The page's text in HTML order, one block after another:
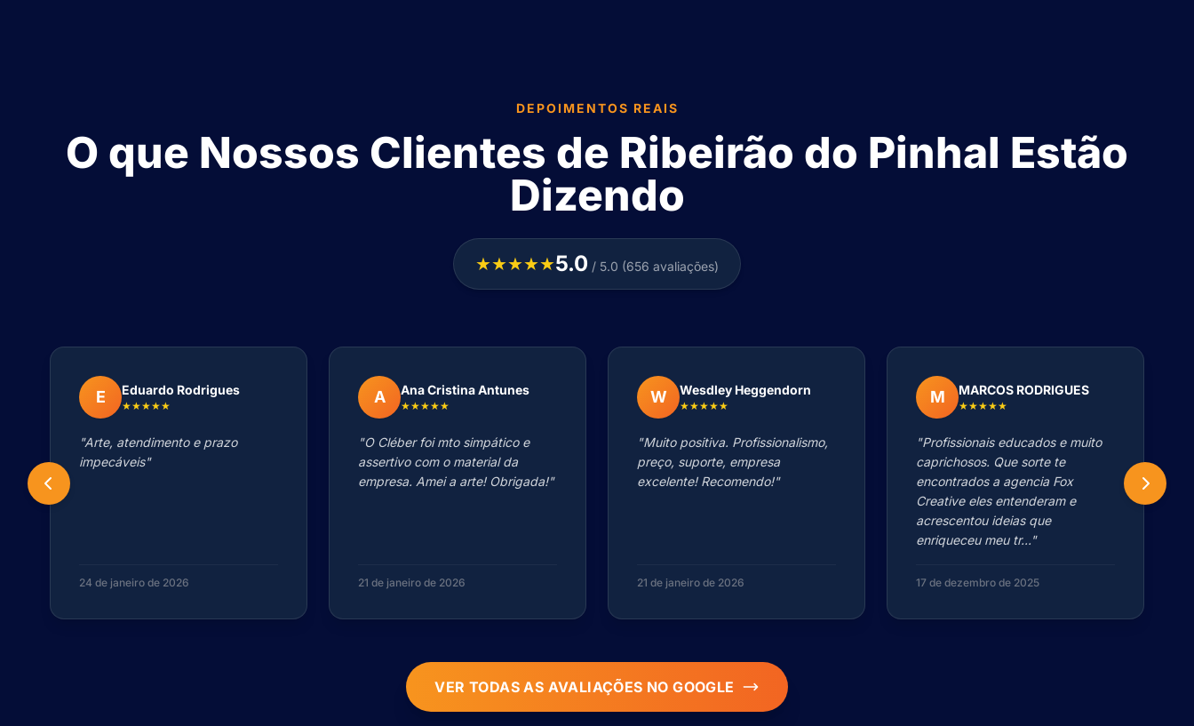
DEPOIMENTOS REAIS
O que Nossos Clientes de Ribeirão do Pinhal Estão
Dizendo
★★★★★5.0 / 5.0 (656 avaliações)
E Eduardo Rodrigues
★★★★★
"Arte, atendimento e prazo
impecáveis"
24 de janeiro de 2026
A Ana Cristina Antunes
★★★★★
"O Cléber foi mto simpático e
assertivo com o material da
empresa. Amei a arte! Obrigada!"
21 de janeiro de 2026
W Wesdley Heggendorn
★★★★★
"Muito positiva. Profissionalismo,
preço, suporte, empresa
excelente! Recomendo!"
21 de janeiro de 2026
M MARCOS RODRIGUES
★★★★★
"Profissionais educados e muito
caprichosos. Que sorte te
encontrados a agencia Fox
Creative eles entenderam e
acrescentou ideias que
enriqueceu meu tr..."
17 de dezembro de 2025
VER TODAS AS AVALIAÇÕES NO GOOGLE